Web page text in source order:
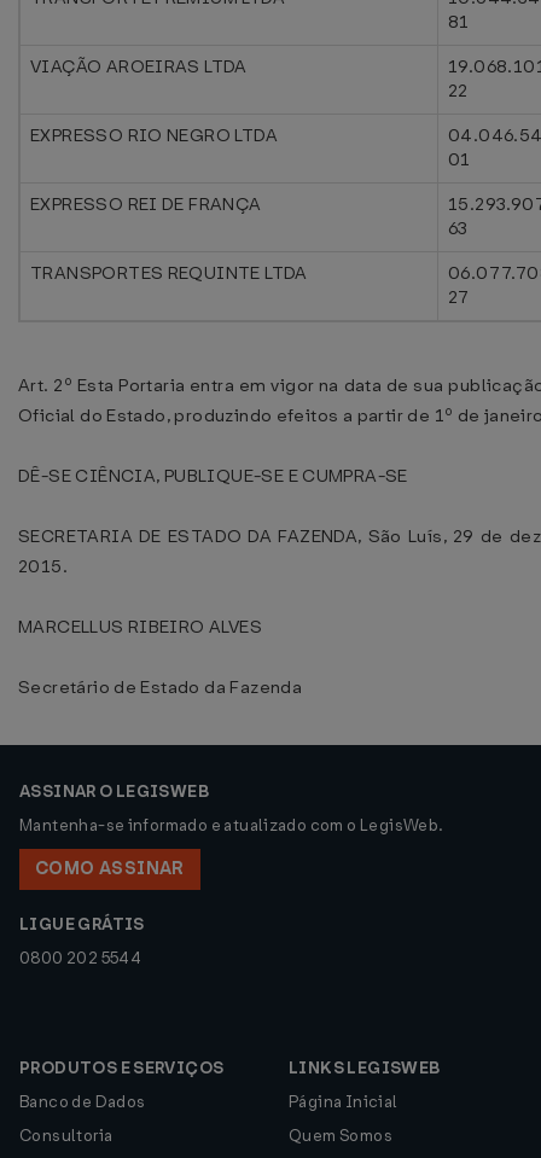
81
VIAÇÃO AROEIRAS LTDA
22
EXPRESSO RIO NEGRO LTDA
01
EXPRESSO REI DE FRANÇA
63
TRANSPORTES REQUINTE LTDA
27
Art. 2º Esta Portaria entra em vigor na data de sua
Oficial do Estado, produzindo efeitos a partir de 1º de
DÊ-SE CIÊNCIA, PUBLIQUE-SE E CUMPRA-SE
SECRETARIA DE ESTADO DA FAZENDA, São Luís, 29 de
2015.
MARCELLUS RIBEIRO ALVES
Secretário de Estado da Fazenda
ASSINAR O LEGISWEB
Mantenha-se informado e atualizado com o LegisWeb.
COMO ASSINAR
LIGUE GRÁTIS
0800 202 5544
PRODUTOS E SERVIÇOS
Banco de Dados
Consultoria
LINKS LEGISWEB
Página Inicial
Quem Somos